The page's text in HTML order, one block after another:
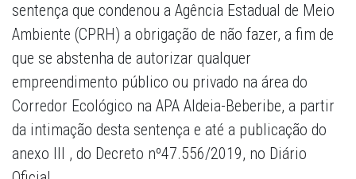
sentença que condenou a Agência Estadual de Meio
Ambiente (CPRH) a obrigação de não fazer, a fim de
que se abstenha de autorizar qualquer
empreendimento público ou privado na área do
Corredor Ecológico na APA Aldeia-Beberibe, a partir
da intimação desta sentença e até a publicação do
anexo III , do Decreto nº47.556/2019, no Diário